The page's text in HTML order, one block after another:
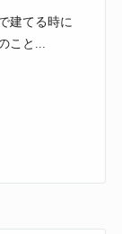
建てる時に
こと...